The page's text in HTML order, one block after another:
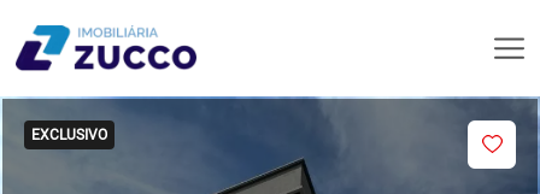
EXCLUSIVO